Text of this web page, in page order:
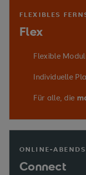
FLEXIBLES
Flex
Flexible
Individuelle
Für alle, die
ONLINE-
Connect